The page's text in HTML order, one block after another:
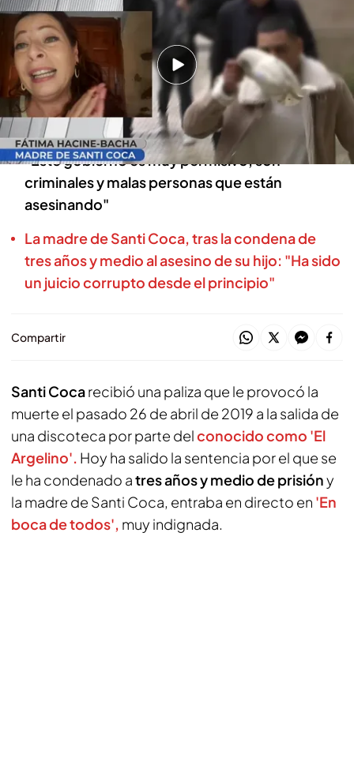
En boca de todos
17 DIC 2024 - 14:37h.
Polémica condena al asesino de Santi Coca:
tres años y medio de prisión
Las duras palabras de la madre de Santi Coca:
"Este gobierno es muy permisivo, son
criminales y malas personas que están
asesinando"
La madre de Santi Coca, tras la condena de
tres años y medio al asesino de su hijo: "Ha sido
un juicio corrupto desde el principio"
Compartir
Santi Cocarecibió una paliza que le provocó la
muerte el pasado 26 de abril de 2019 a la salida de
una discoteca por parte delconocido como 'El
Argelino'. Hoy ha salido la sentencia por el que se
le ha condenado atres años y medio de prisióny
la madre de Santi Coca, entraba en directo en 'En
boca de todos', muy indignada.